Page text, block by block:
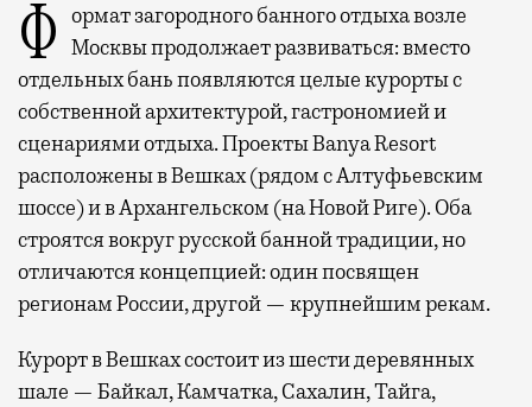
Формат загородного банного отдыха возле Москвы продолжает развиваться: вместо
отдельных бань появляются целые курорты с
собственной архитектурой, гастрономией и
сценариями отдыха. Проекты Banya Resort
расположены в Вешках (рядом с Алтуфьевским
шоссе) и в Архангельском (на Новой Риге). Оба
строятся вокруг русской банной традиции, но
отличаются концепцией: один посвящен
регионам России, другой — крупнейшим рекам.
Курорт в Вешках состоит из шести деревянных
шале — Байкал, Камчатка, Сахалин, Тайга,